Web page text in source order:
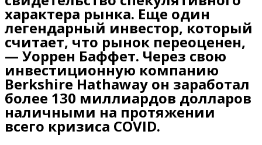
характера рынка. Еще один
легендарный инвестор, который
считает, что рынок переоценен,
— Уоррен Баффет. Через свою
инвестиционную компанию
Berkshire Hathaway он заработал
более 130 миллиардов долларов
наличными на протяжении
всего кризиса COVID.